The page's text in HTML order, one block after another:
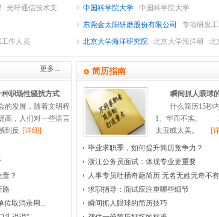
究员
光纤通信技术支 中国科学院大学 中国科学院大学
东莞金太阳研磨股份有限公司 专项研发
工程师
作人员 北京大学海洋研究院 北京大学海洋研
北
研
更多...
职场性骚扰方式
的发展，随着文明程
高，人们对一些语言
到反 [详细]
？
路
位取消录用...
简历指南
瞬间抓人眼球
什么简历15秒
1、华而不实。 2
太丑或太美。
[
毕业求职季，如何提升简历竞争力？
浙江公务员面试：体现专业更重要
人事专员吐槽奇葩简历 无名无姓无奇不有
求职指导：面试应注重哪些细节
瞬间抓人眼球的简历技巧